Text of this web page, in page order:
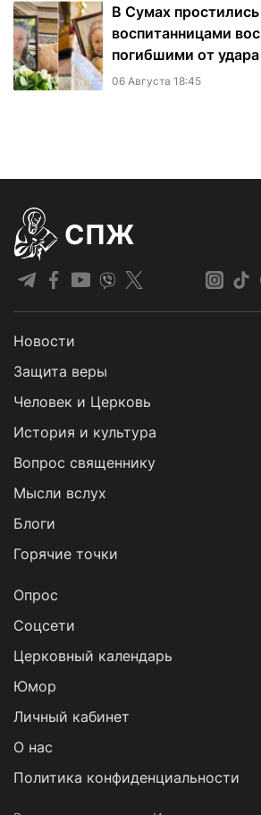
В Сумах
воспитанницами
погибшими от
06 Августа 18:45
СПЖ
Новости
Защита веры
Человек и Церковь
История и культура
Вопрос священнику
Мысли вслух
Блоги
Горячие точки
Опрос
Cоцсети
Церковный календарь
Юмор
Личный кабинет
О нас
Политика конфиденциальности